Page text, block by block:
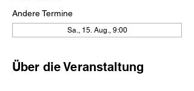
Andere Termine
Sa., 15. Aug., 9:00
Über die Veranstaltung